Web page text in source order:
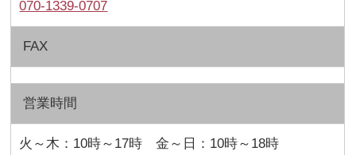
070-1339-0707
FAX
営業時間
火～木：10時～17時 金～日：10時～18時